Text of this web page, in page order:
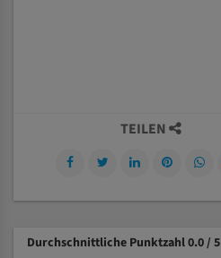
TEILEN
Durchschnittliche Punktzahl 0.0 / 5